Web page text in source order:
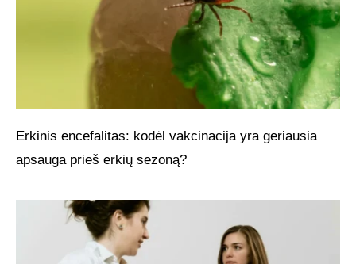
Erkinis encefalitas: kodėl vakcinacija yra geriausia
apsauga prieš erkių sezoną?